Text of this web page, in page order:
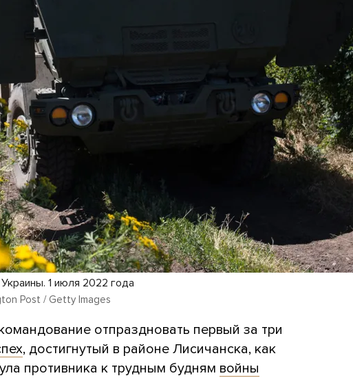
1 июля 2022 года
Post / Getty Images
отпраздновать первый за три
, достигнутый в районе Лисичанска, как
противника к трудным будням войны